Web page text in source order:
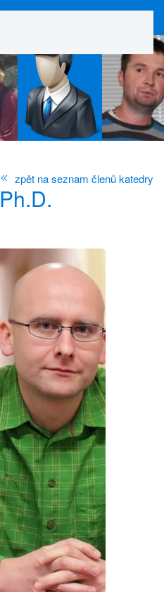
zpět na seznam členů katedry